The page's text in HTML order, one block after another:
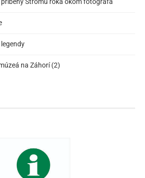
na Záhorí (2)